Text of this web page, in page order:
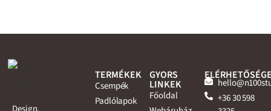
TERMÉKEK
Csempék
Padlólapok
GYORS
LINKEK
Főoldal
+36 30 598